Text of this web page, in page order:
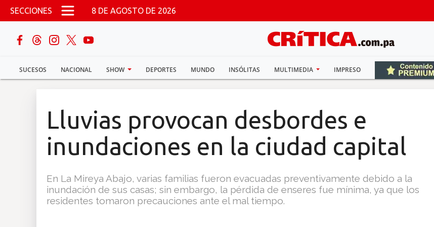
Pasar al contenido principal
SECCIONES 8 DE AGOSTO DE 2026
SUCESOS NACIONAL SHOW DEPORTES MUNDO INSÓLITAS MULTIMEDIA IMPRESO
buscar
Sucesos
Lluvias provocan desbordes e
inundaciones en la ciudad capital
En La Mireya Abajo, varias familias fueron evacuadas preventivamente debido a la
inundación de sus casas; sin embargo, la pérdida de enseres fue mínima, ya que los
residentes tomaron precauciones ante el mal tiempo.